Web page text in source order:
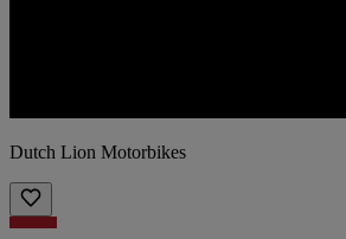
Dutch Lion Motorbikes